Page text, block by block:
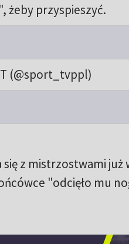
żeby przyspieszyć.
(@sport_tvppl)
z mistrzostwami już
"odcięło mu